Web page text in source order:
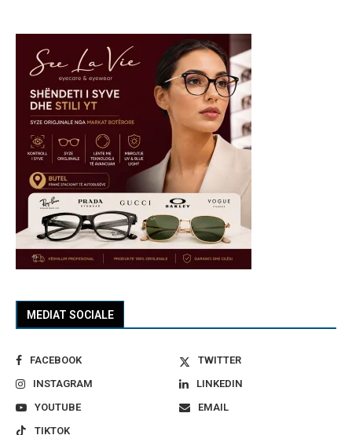
MEDIAT SOCIALE
FACEBOOK
TWITTER
INSTAGRAM
LINKEDIN
YOUTUBE
EMAIL
TIKTOK